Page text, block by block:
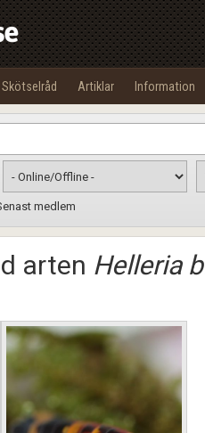
Skötselråd Artiklar Information
medlem
arten Helleria
integritetspolicy
Namn:
Epost:
Användarnamn:
Lösenord:
Terms of
Begär